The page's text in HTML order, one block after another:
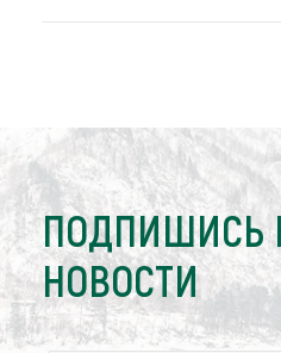
ПОДПИШИСЬ
НОВОСТИ